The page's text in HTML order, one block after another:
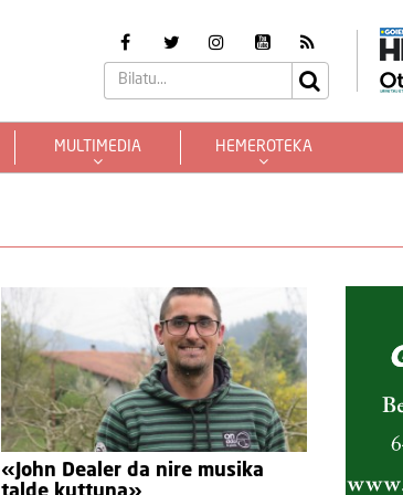
MULTIMEDIA HEMEROTEKA
«John Dealer da nire musika